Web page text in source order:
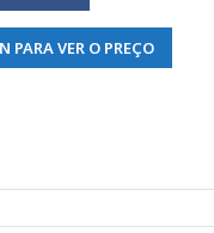
PARA VER O PREÇO